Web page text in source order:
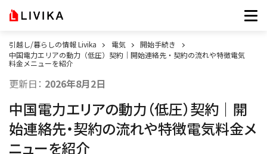
引越し/暮らしの情報 Livika 電気
開始手続き
中国電力エリアの動力（低圧）契約｜開始連絡先・契約の流れや特徴電気
料金メニューを紹介
更新日： 2026年8月2日
中国電力エリアの動力（低圧）契約｜開
始連絡先・契約の流れや特徴電気料金メ
ニューを紹介